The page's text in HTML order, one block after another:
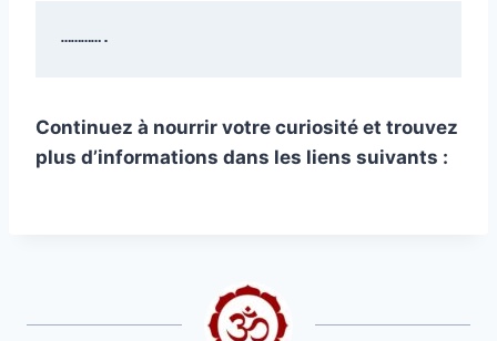
………….
Continuez à nourrir votre curiosité et trouvez
plus d’informations dans les liens suivants :